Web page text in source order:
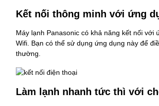
Kết nối thông minh với ứng
Máy lạnh Panasonic có khả năng kết nối với
Wifi. Bạn có thể sử dụng ứng dụng này để
thường.
Làm lạnh nhanh tức thì với